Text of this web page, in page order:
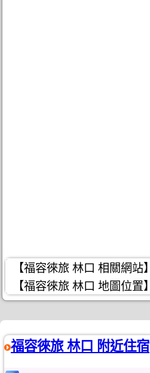
【福容徠旅 林口 相關網站】
【福容徠旅 林口 地圖位置】
福容徠旅 林口 附近住宿